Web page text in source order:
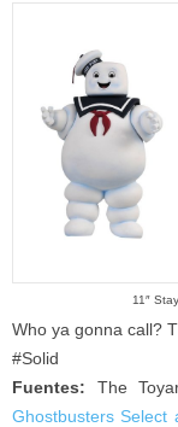
11″
Who ya gonna call?
#Solid
Fuentes: The
Ghostbusters Select